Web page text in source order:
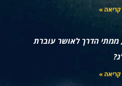
»
ממתי הדרך לאושר עוברת
»